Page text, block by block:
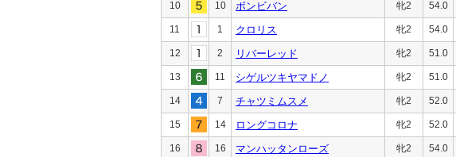
10 10 ボンビバン 牝2 54.0
11 1 クロリス 牝2 54.0
12 2 リバーレッド 牝2 51.0
13 11 シゲルツキヤマドノ 牝2 51.0
14 7 チャツミムスメ 牝2 52.0
15 14 ロングコロナ 牝2 52.0
16 16 マンハッタンローズ 牝2 54.0